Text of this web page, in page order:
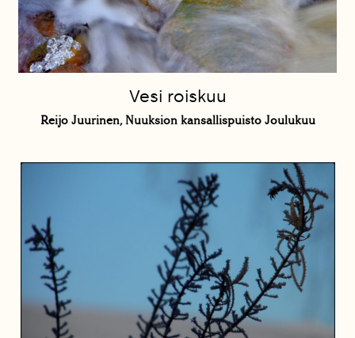
Vesi roiskuu
Reijo Juurinen, Nuuksion kansallispuisto Joulukuu